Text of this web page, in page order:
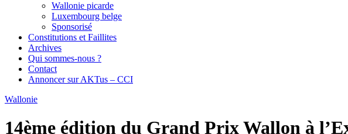
Wallonie picarde
Luxembourg belge
Sponsorisé
Constitutions et Faillites
Archives
Qui sommes-nous ?
Contact
Annoncer sur AKTus – CCI
Wallonie
14ème édition du Grand Prix Wallon à